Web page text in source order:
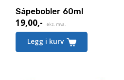
Såpebobler 60ml
19,00,- eks. mva.
Legg i kurv